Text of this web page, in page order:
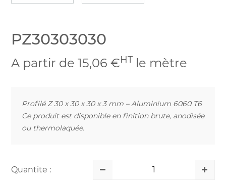
PZ30303030
A partir de 15,06 €HT le mètre
Profilé Z 30 x 30 x 30 x 3 mm – Aluminium 6060 T6
Ce produit est disponible en finition brute, anodisée
ou thermolaquée.
Quantite :